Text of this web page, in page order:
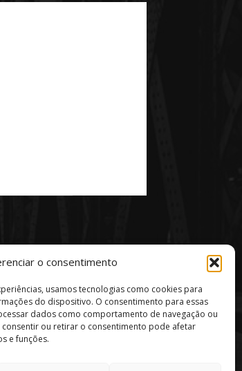
o consentimento
usamos tecnologias como cookies para
do dispositivo. O consentimento para essas
dados como comportamento de navegação ou
consentir ou retirar o consentimento pode afetar
e funções.